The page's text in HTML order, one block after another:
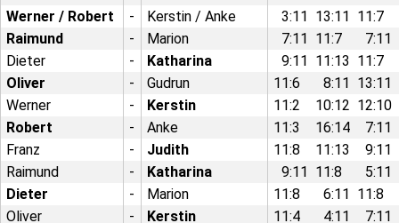
Werner / Robert
- Kerstin / Anke 3:11 13:11 11:7
Raimund
- Marion 7:11 11:7
7:11
Dieter
- Katharina 9:11 11:13 11:7
Oliver
- Gudrun 11:6
8:11 13:11
Werner
- Kerstin 11:2
10:12 12:10
Robert
- Anke 11:3 16:14
7:11
Franz
- Judith 11:8 11:13
9:11
Raimund
- Katharina 9:11 11:8
5:11
Dieter
- Marion 11:8
6:11 11:8
Oliver
- Kerstin 11:4 4:11
7:11